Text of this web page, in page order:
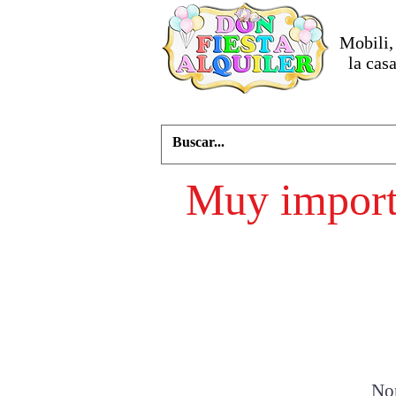
Mobili,
la
Muy